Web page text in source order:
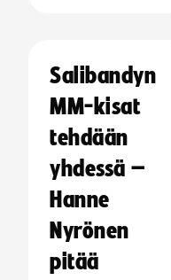
Salibandyn
MM-kisat
tehdään
yhdessä –
Hanne
Nyrönen
pitää